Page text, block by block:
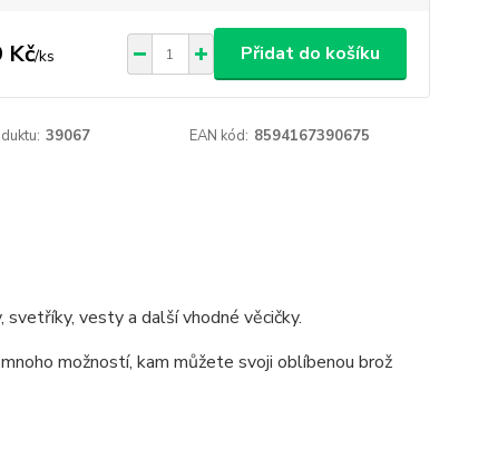
Kč/ks Přidat do košíku
39067 EAN kód: 8594167390675
svetříky, vesty a další vhodné věcičky.
možností, kam můžete svoji oblíbenou brož